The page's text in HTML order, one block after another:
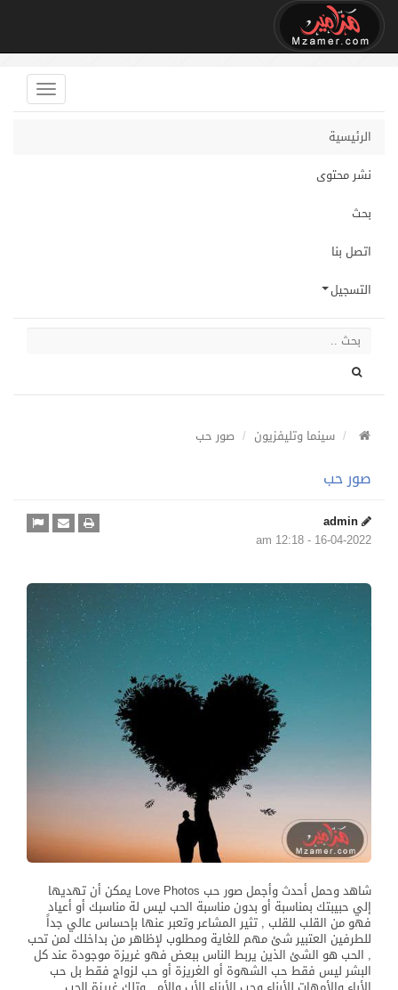
الرئيسية
نشر محتوى
بحث
اتصل بنا
التسجيل
سينما وتليفزيون صور حب
صور حب
admin
16-04-2022 - 12:18 am
شاهد وحمل أحدث وأجمل صور حب Love Photos يمكن أن تهديها
إلي حبيبتك بمناسبة أو بدون مناسبة الحب ليس لة مناسبك أو أعياد
فهو من القلب للقلب , تثير المشاعر وتعبر عنها بإحساس عالي جداً
للطرفين العتبير شئ مهم للغاية ومطلوب لإظاهر من بداخلك لمن تحب
, الحب هو الشئ الذين يربط الناس ببعض فهو غريزة موجودة عند كل
البشر ليس فقط حب الشهوة أو الغريزة أو حب لزواج فقط بل حب